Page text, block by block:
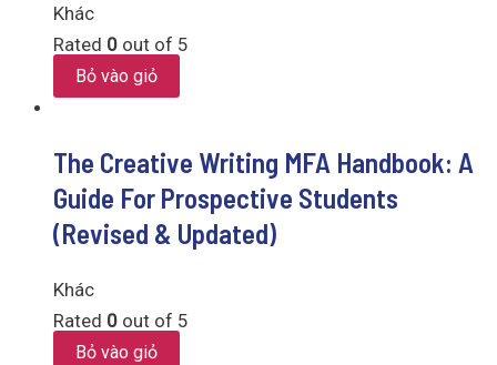
Khác
Rated 0 out of 5
Bỏ vào giỏ
The Creative Writing MFA Handbook: A
Guide For Prospective Students
(Revised & Updated)
Khác
Rated 0 out of 5
Bỏ vào giỏ